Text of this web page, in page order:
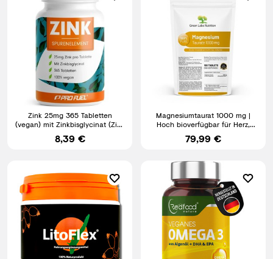
Zink 25mg 365 Tabletten
(vegan) mit Zinkbisglycinat (Zink
Chelat) für höchste
8,39 €
Magnesiumtaurat 1000 mg |
Hoch bioverfügbar für Herz,
Gehirn und Nervensystem
79,99 €